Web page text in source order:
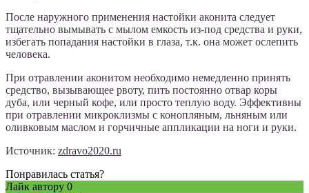
После наружного применения настойки аконита следует
тщательно вымывать с мылом емкость из-под средства и руки,
избегать попадания настойки в глаза, т.к. она может ослепить
человека.
При отравлении аконитом необходимо немедленно принять
средство, вызывающее рвоту, пить постоянно отвар коры
дуба, или черный кофе, или просто теплую воду. Эффективны
при отравлении микроклизмы с конопляным, льняным или
оливковым маслом и горчичные аппликации на ноги и руки.
Источник: zdravo2020.ru
Понравилась статья?
Лайк автору 0